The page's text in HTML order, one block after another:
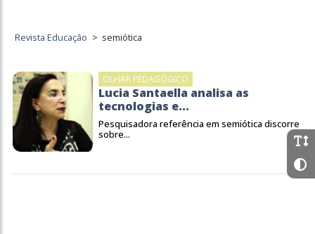
Revista Educação > semiótica
OLHAR PEDAGÓGICO
Lucia Santaella analisa as
tecnologias e...
Pesquisadora referência em semiótica discorre
sobre...